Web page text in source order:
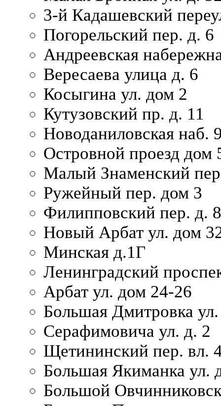
3-й Кадашевский
Погорельский пер. д. 6
Андреевская
Вересаева улица д. 6
Косыгина ул. дом 2
Кутузовский пр. д. 11
Новоданиловская наб.
Островной проезд дом
Малый Знаменский
Ружейный пер. дом 3
Филипповский пер. д. 8
Новый Арбат ул. дом
Минская д.1Г
Ленинградский
Арбат ул. дом 24-26
Большая Дмитровка
Серафимовича ул. д. 2
Щетининский пер. вл.
Большая Якиманка ул.
Большой